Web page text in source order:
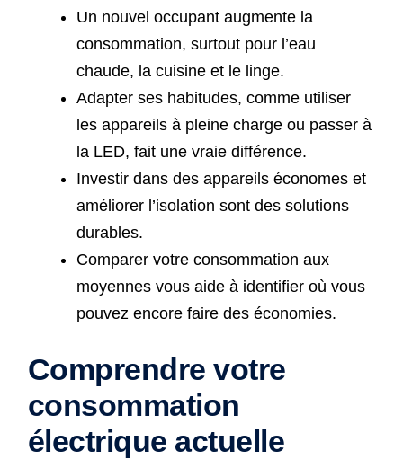
Un nouvel occupant augmente la
consommation, surtout pour l’eau
chaude, la cuisine et le linge.
Adapter ses habitudes, comme utiliser
les appareils à pleine charge ou passer à
la LED, fait une vraie différence.
Investir dans des appareils économes et
améliorer l’isolation sont des solutions
durables.
Comparer votre consommation aux
moyennes vous aide à identifier où vous
pouvez encore faire des économies.
Comprendre votre
consommation
électrique actuelle